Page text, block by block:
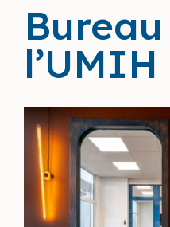
l’UMIH